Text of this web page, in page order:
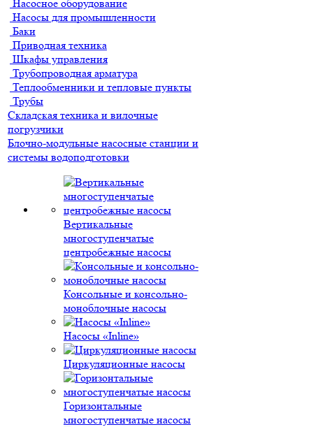
Насосное оборудование
Насосы для промышленности
Баки
Приводная техника
Шкафы управления
Трубопроводная арматура
Теплообменники и тепловые пункты
Трубы
Складская техника и вилочные
погрузчики
Блочно-модульные насосные станции и
системы водоподготовки
Вертикальные
многоступенчатые
центробежные насосы
Консольные и консольно-
моноблочные насосы
Насосы «Inline»
Циркуляционные насосы
Горизонтальные
многоступенчатые насосы